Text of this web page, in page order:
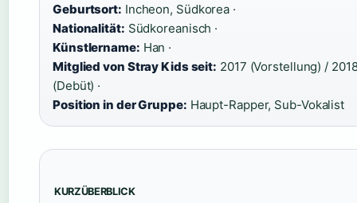
Geburtsort: Incheon, Südkorea ·
Nationalität: Südkoreanisch ·
Künstlername: Han ·
Mitglied von Stray Kids seit: 2017 (Vorstellung) /
(Debüt) ·
Position in der Gruppe: Haupt-Rapper, Sub-Vokalist
KURZÜBERBLICK